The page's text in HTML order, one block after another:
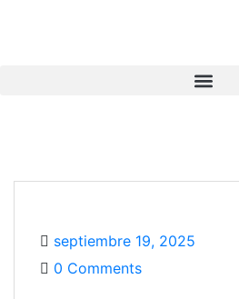
septiembre 19, 2025
0 Comments